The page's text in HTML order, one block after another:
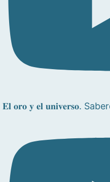
𝐄𝐥 𝐨𝐫𝐨 𝐲 𝐞𝐥 𝐮𝐧𝐢𝐯𝐞𝐫𝐬𝐨.